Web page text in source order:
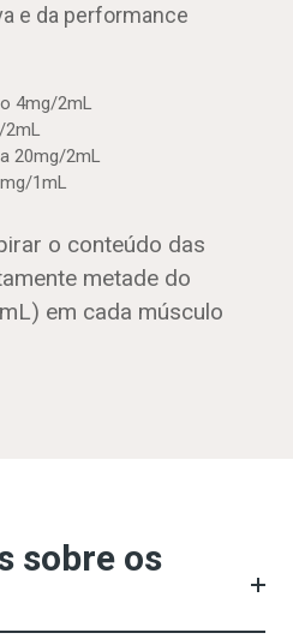
e da performance
4mg/2mL
2mL
20mg/2mL
1mL
o conteúdo das
metade do
em cada músculo
sobre os